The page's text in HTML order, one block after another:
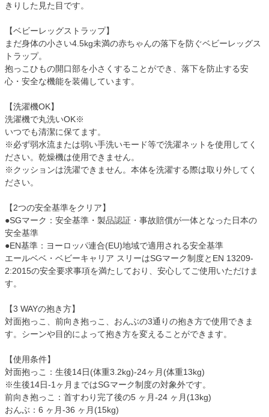
きりした見た目です。
【ベビーレッグストラップ】
まだ身体の小さい4.5kg未満の赤ちゃんの落下を防ぐベビーレッグス
トラップ。
抱っこひもの開口部を小さくすることができ、落下を防止する安
心・安全な機能を装備しています。
【洗濯機OK】
洗濯機で丸洗いOK※
いつでも清潔に保てます。
※必ず弱水流または弱い手洗いモード等で洗濯ネットを使用してく
ださい。乾燥機は使用できません。
※クッションは洗濯できません。本体を洗濯する際は取り外してく
ださい。
【2つの安全基準をクリア】
●SGマーク：安全基準・製品認証・事故賠償が一体となった日本の
安全基準
●EN基準：ヨーロッパ連合(EU)地域で適用される安全基準
エールベベ・ベビーキャリア スリーはSGマーク制度とEN 13209-
2:2015の安全要求事項を満たしており、安心してご使用いただけま
す。
【3 WAYの抱き方】
対面抱っこ、前向き抱っこ、おんぶの3通りの抱き方で使用できま
す。シーンや目的によって抱き方を変えることができます。
【使用条件】
対面抱っこ：生後14日(体重3.2kg)-24ヶ月(体重13kg)
※生後14日-1ヶ月まではSGマーク制度の対象外です。
前向き抱っこ：首すわり完了後の5 ヶ月-24 ヶ月(13kg)
おんぶ：6 ヶ月-36 ヶ月(15kg)